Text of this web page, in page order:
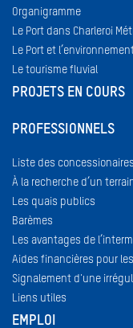
Organigramme
Le Port dans Charleroi
Le Port et
Le tourisme fluvial
PROJETS EN COURS
PROFESSIONNELS
Liste des concessionaires
À la recherche d’un
Les quais publics
Barèmes
Les avantages de
Aides financières pour
Signalement d'une
Liens utiles
EMPLOI